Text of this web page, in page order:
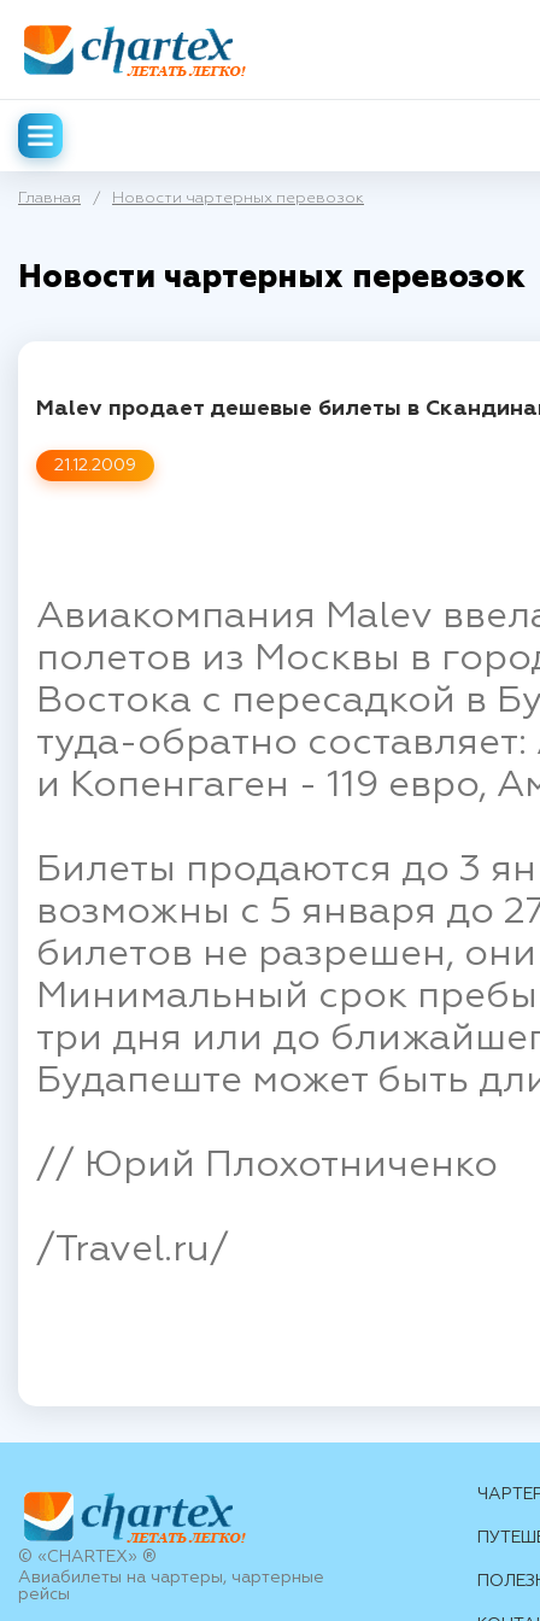
Главная / Новости чартерных перевозок
Новости чартерных перевозок
21.12.2009
Malev продает дешевые билеты в
Авиакомпания Malev
полетов из Москвы в
Востока с пересадкой в
туда-обратно
и Копенгаген - 119 евро,
Билеты продаются до 3
возможны с 5 января до
билетов не разрешен,
Минимальный срок
три дня или до
Будапеште может быть
// Юрий Плохотниченко
/Travel.ru/
© «CHARTEX» ®
Авиабилеты на чартеры, чартерные
рейсы